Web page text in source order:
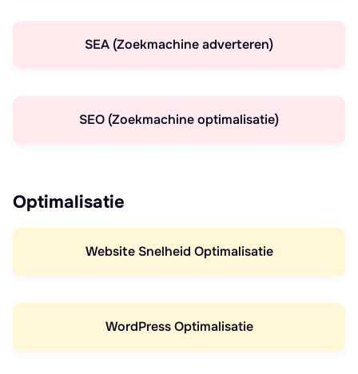
SEA (Zoekmachine adverteren)
SEO (Zoekmachine optimalisatie)
Optimalisatie
Website Snelheid Optimalisatie
WordPress Optimalisatie